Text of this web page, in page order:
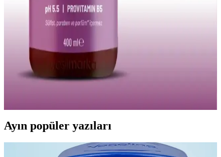
Kepeğe karşı etkili şampuanların özellikleri, aktif maddeleri ve
doğru kullanım yöntemleriyle saç sağlığınızı koruyun. Düzenli
Yağlı ve Kepekli Saçlar İçin Doğal Şampuan
Seçenekleri ve Bakım İpuçları
Saç derisinin doğal dengesini koruyan doğal şampuanlar, kepek ve
Ayın popüler yazıları